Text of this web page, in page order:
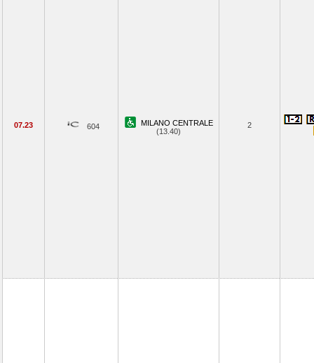
07.23 604
MILANO CENTRALE
(13.40)
2